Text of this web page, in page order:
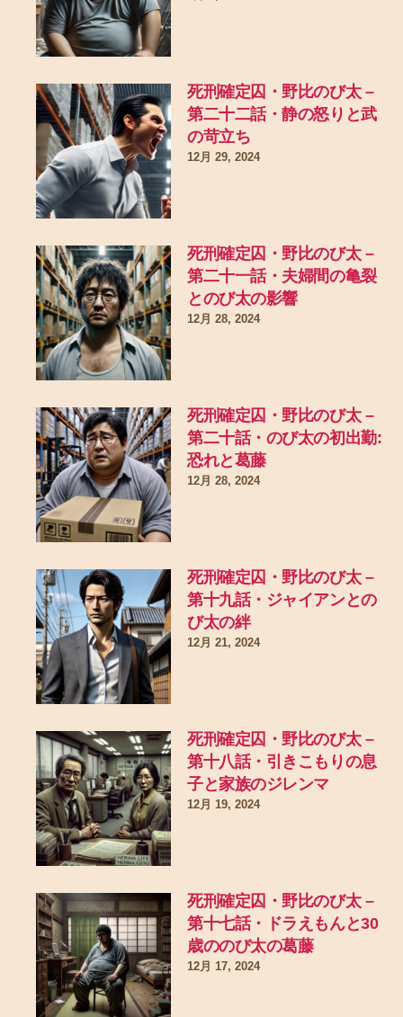
死刑確定囚・野比のび太 –
第二十二話・静の怒りと武
の苛立ち
12月 29, 2024
死刑確定囚・野比のび太 –
第二十一話・夫婦間の亀裂
とのび太の影響
12月 28, 2024
死刑確定囚・野比のび太 –
第二十話・のび太の初出勤:
恐れと葛藤
12月 28, 2024
死刑確定囚・野比のび太 –
第十九話・ジャイアンとの
び太の絆
12月 21, 2024
死刑確定囚・野比のび太 –
第十八話・引きこもりの息
子と家族のジレンマ
12月 19, 2024
死刑確定囚・野比のび太 –
第十七話・ドラえもんと30
歳ののび太の葛藤
12月 17, 2024